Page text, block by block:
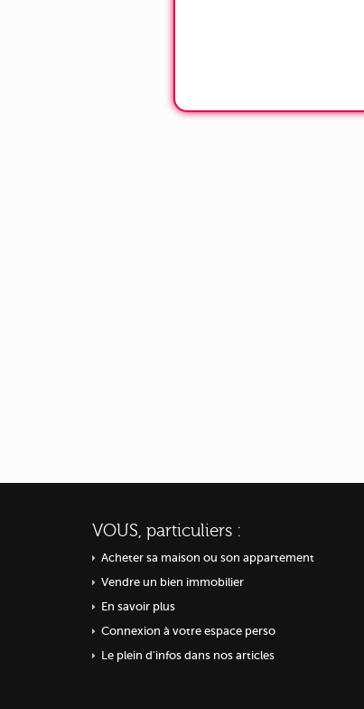
VOUS, particuliers :
Acheter sa maison ou son appartement
Vendre un bien immobilier
En savoir plus
Connexion à votre espace perso
Le plein d'infos dans nos articles